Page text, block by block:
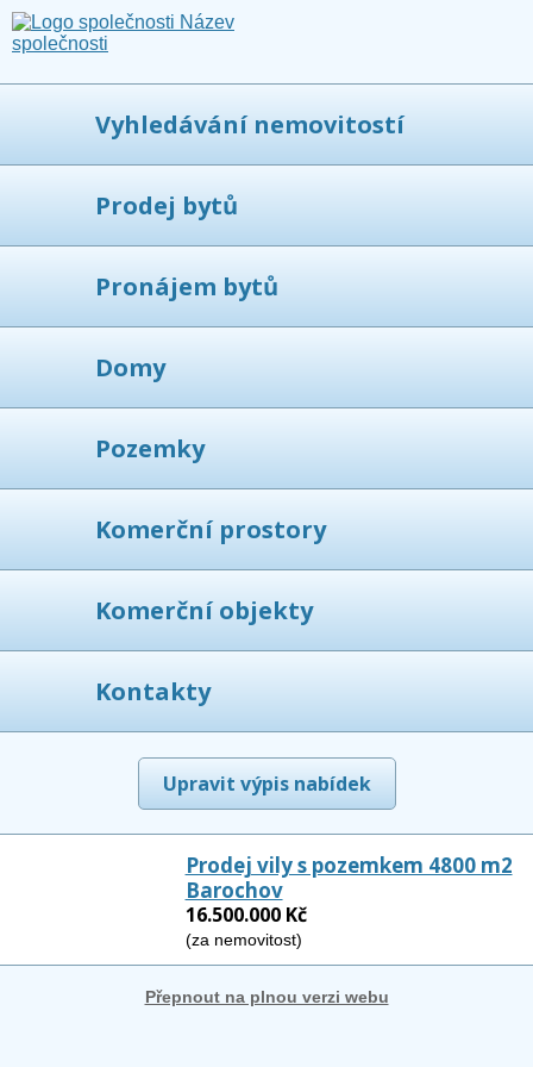
Vyhledávání nemovitostí
Prodej bytů
Pronájem bytů
Domy
Pozemky
Komerční prostory
Komerční objekty
Kontakty
Upravit výpis nabídek
Prodej vily s pozemkem 4800 m2
Barochov
16.500.000 Kč
(za nemovitost)
Přepnout na plnou verzi webu